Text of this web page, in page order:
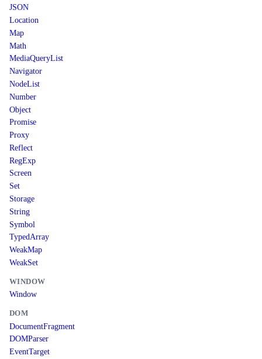
JSON
Location
Map
Math
MediaQueryList
Navigator
NodeList
Number
Object
Promise
Proxy
Reflect
RegExp
Screen
Set
Storage
String
Symbol
TypedArray
WeakMap
WeakSet
WINDOW
Window
DOM
DocumentFragment
DOMParser
EventTarget